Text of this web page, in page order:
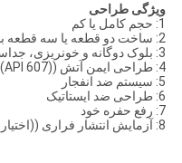
ویژگی طراحی
1: حجم کامل یا کم
2: ساخت دو قطعه یا سه قطعه بدن
3: بلوک دوگانه و خونریزی، جداسازی دوگانه و خونریزی ((DIB-1&DIB-2)
4: طراحی ایمن آتش ((API 607)
5: سیستم ضد انفجار
6: طراحی ضد ایستاتیک
7: رفع حفره خود
8: آزمایش انتشار فراری ((اختیاری)